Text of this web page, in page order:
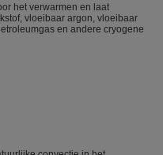
het verwarmen en laat
vloeibaar argon, vloeibaar
en andere cryogene